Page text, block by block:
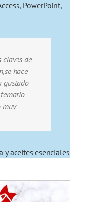
PowerPoint,
claves de
hace
gustado
muy
y aceites esenciales